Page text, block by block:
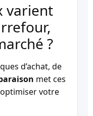
varient
?
d’achat, de
met ces
votre